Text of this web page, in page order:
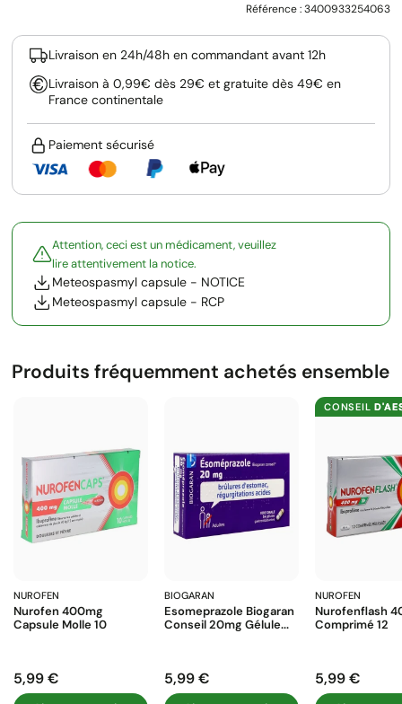
Référence :3400933254063
Livraison en 24h/48h en commandant avant 12h
Livraison à 0,99€ dès 29€ et gratuite dès 49€ en
France continentale
Paiement sécurisé
Attention, ceci est un médicament, veuillez
lire attentivement la notice.
Meteospasmyl capsule - NOTICE
Meteospasmyl capsule - RCP
Produits fréquemment achetés ensemble
NUROFEN
Nurofen 400mg
Capsule Molle 10
Prix
5,99 €
BIOGARAN
Esomeprazole Biogaran
Conseil 20mg Gélule...
Prix
5,99 €
CONSEIL
NUROFEN
Nurofenflash
Comprimé 12
Prix
5,99 €